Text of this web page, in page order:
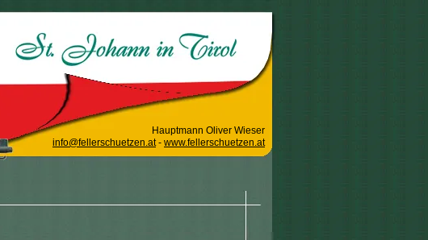
Hauptmann Oliver Wieser
info@fellerschuetzen.at- www.fellerschuetzen.at